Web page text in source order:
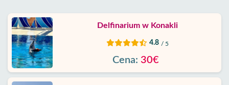
Usługi
Warunki
Polityka
Delfinarium w Konakli
4.8 / 5
Cena: 30€